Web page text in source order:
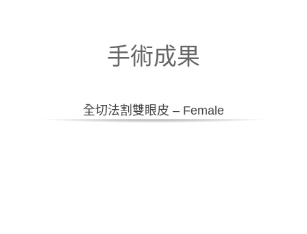
手術成果
全切法割雙眼皮 – Female